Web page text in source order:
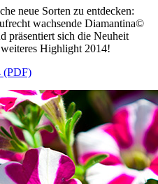
neue Sorten zu entdecken:
wachsende Diamantina©
präsentiert sich die Neuheit
Highlight 2014!
(PDF)